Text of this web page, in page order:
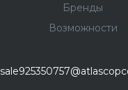
Бренды
Возможности